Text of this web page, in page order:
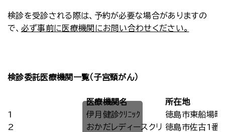
検診を受診される際は、予約が必要な場合がありますの
で、 必ず事前に医療機関にお問い合わせください。
検診委託医療機関一覧（子宮頸がん）
医療機関名
所在地
1
伊月健診ｸﾘﾆｯｸ
徳島市東船場
2
おかだレディースクリ 徳島市佐古1番